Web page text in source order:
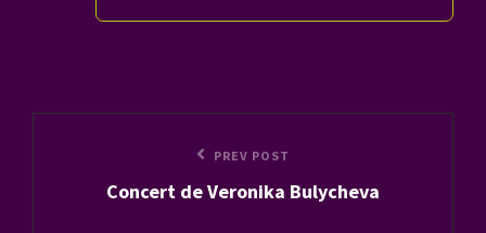
PREV POST
Concert de Veronika Bulycheva